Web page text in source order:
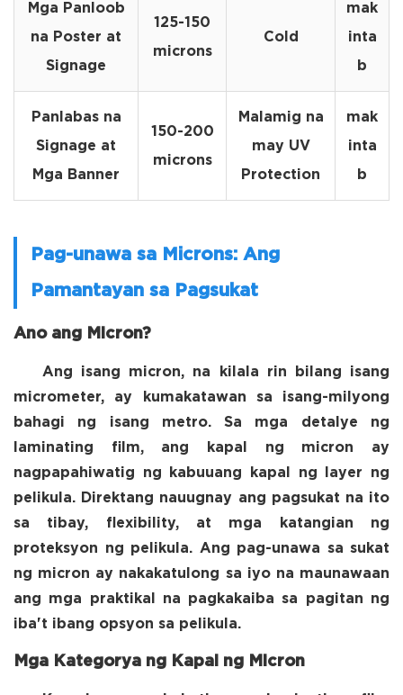
Mga Panloob
na Poster at
Signage
125-150
microns
Cold
mak
inta
b
Panlabas na
Signage at
Mga Banner
150-200
microns
Malamig na
may UV
Protection
mak
inta
b
Pag-unawa sa Microns: Ang
Pamantayan sa Pagsukat
Ano ang Micron?
Ang isang micron, na kilala rin bilang isang
micrometer, ay kumakatawan sa isang-milyong
bahagi ng isang metro. Sa mga detalye ng
laminating film, ang kapal ng micron ay
nagpapahiwatig ng kabuuang kapal ng layer ng
pelikula. Direktang nauugnay ang pagsukat na ito
sa tibay, flexibility, at mga katangian ng
proteksyon ng pelikula. Ang pag-unawa sa sukat
ng micron ay nakakatulong sa iyo na maunawaan
ang mga praktikal na pagkakaiba sa pagitan ng
iba't ibang opsyon sa pelikula.
Mga Kategorya ng Kapal ng Micron